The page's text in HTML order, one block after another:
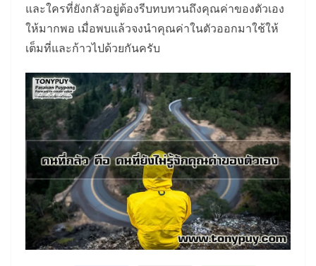
และใครที่ยังกลัวอยู่ต้องรีบทบทวนถึงคุณค่าของตัวเอง
ให้มากพอ เมื่อพบแล้วจงนำคุณค่าในตัวออกมาใช้ให้
เต็มที่และก้าวไปด้วยกันครับ